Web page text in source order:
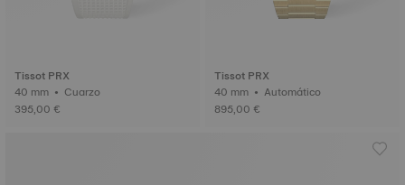
Tissot PRX
40 mm • Cuarzo
395,00 €
Tissot PRX
40 mm • Automático
895,00 €